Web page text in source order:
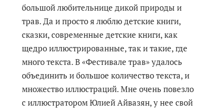
большой любительнице дикой природы и
трав. Да и просто я люблю детские книги,
сказки, современные детские книги, как
щедро иллюстрированные, так и такие, где
много текста. В «Фестивале трав» удалось
объединить и большое количество текста, и
множество иллюстраций. Мне очень повезло
с иллюстратором Юлией Айвазян, у нее свой